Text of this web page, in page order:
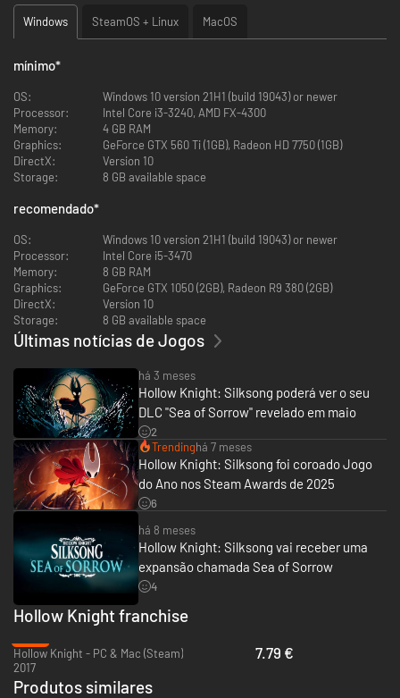
citadel at the top of the world.
Engage in lethal acrobatic action! Wield a huge suite of deadly
moves as you dance between foes in swift, beautiful combat.
traps, and mechanisms to vanquish your enemies and explore new
Solve shocking quests! Hunt down rare beasts and solve ancient
mysteries to grant the wishes of the downtrodden and restore the
kingdom’s hope.
Face over 200 ferocious foes! Beasts and hunters, monsters and
knights. Defeat them all with bravery and skill!
Vanquish over 40 legendary bosses! Battle fabled heroes and fallen
kings in epic combat to decide the kingdom's fate.
Challenge Steel Soul mode! Once you conquer the kingdom, test
your skills in a new mode that presents a more formidable
Experience a stunning orchestral score! Hollow Knight’s award-
winning composer, Christopher Larkin, brings melancholy melodies,
symphonic strings and heart-thumping, soul strumming boss
themes to the adventure.
Windows SteamOS + Linux MacOS
mínimo*
OS:
Windows 10 version 21H1 (build 19043) or newer
Processor:
Intel Core i3-3240, AMD FX-4300
Memory:
4 GB RAM
Graphics:
GeForce GTX 560 Ti (1GB), Radeon HD 7750 (1GB)
DirectX:
Version 10
Storage:
8 GB available space
recomendado*
OS:
Windows 10 version 21H1 (build 19043) or newer
Processor:
Intel Core i5-3470
Memory:
8 GB RAM
Graphics:
GeForce GTX 1050 (2GB), Radeon R9 380 (2GB)
DirectX:
Version 10
Storage:
8 GB available space
Últimas notícias de Jogos
há 3 meses
Hollow Knight: Silksong poderá ver o seu
DLC "Sea of Sorrow" revelado em maio
2
Trendinghá 7 meses
Hollow Knight: Silksong foi coroado Jogo
do Ano nos Steam Awards de 2025
6
há 8 meses
Hollow Knight: Silksong vai receber uma
expansão chamada Sea of Sorrow
4
Hollow Knight franchise
Hollow Knight - PC & Mac (Steam)
2017
7.79 €
Produtos similares